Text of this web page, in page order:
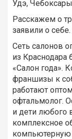
Удэ,
Расскажем о
заявили о себе.
Сеть салонов
из Краснодара
«Салон года».
франшизы к
работают
офтальмолог.
и дети любого
комплексное
компьютерную